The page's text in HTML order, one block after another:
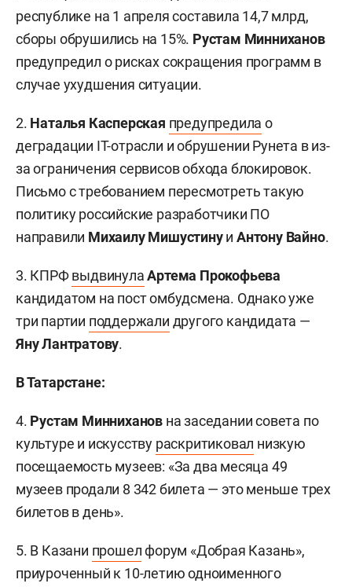
республике на 1 апреля составила 14,7 млрд,
сборы обрушились на 15%. Рустам Минниханов
предупредил о рисках сокращения программ в
случае ухудшения ситуации.
2. Наталья Касперская предупредила о
деградации IT-отрасли и обрушении Рунета в из-
за ограничения сервисов обхода блокировок.
Письмо с требованием пересмотреть такую
политику российские разработчики ПО
направили Михаилу МишустинуиАнтону Вайно.
3. КПРФвыдвинулаАртема Прокофьева
кандидатом на пост омбудсмена. Однако уже
три партии поддержали другого кандидата —
Яну Лантратову.
В Татарстане:
4. Рустам Минниханов на заседании совета по
культуре и искусству раскритиковал низкую
посещаемость музеев: «За два месяца 49
музеев продали 8 342 билета — это меньше трех
билетов в день».
5. В Казани прошел форум «Добрая Казань»,
приуроченный к 10-летию одноименного